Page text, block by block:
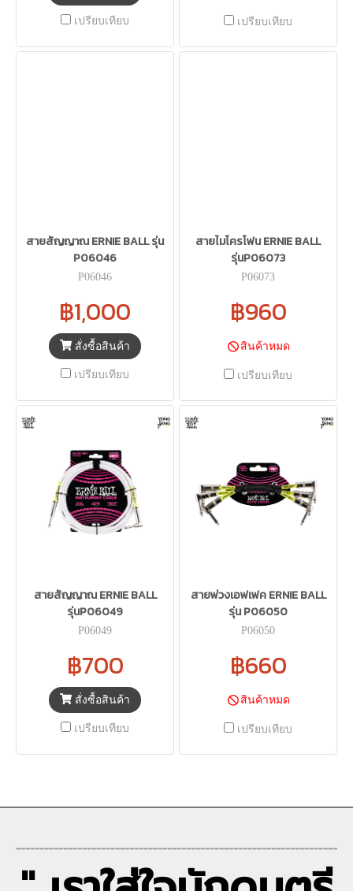
เปรียบเทียบ เปรียบเทียบ
สายสัญญาณ ERNIE BALL รุ่น
P06046
P06046
฿1,000
สั่งซื้อสินค้า
เปรียบเทียบ
สายไมโครโฟน ERNIE BALL
รุ่นP06073
P06073
฿960
สินค้าหมด
เปรียบเทียบ
สายสัญญาณ ERNIE BALL
รุ่นP06049
P06049
฿700
สั่งซื้อสินค้า
เปรียบเทียบ
สายพ่วงเอฟเฟค ERNIE BALL
รุ่น P06050
P06050
฿660
สินค้าหมด
เปรียบเทียบ
--------------------------------------------------------------------